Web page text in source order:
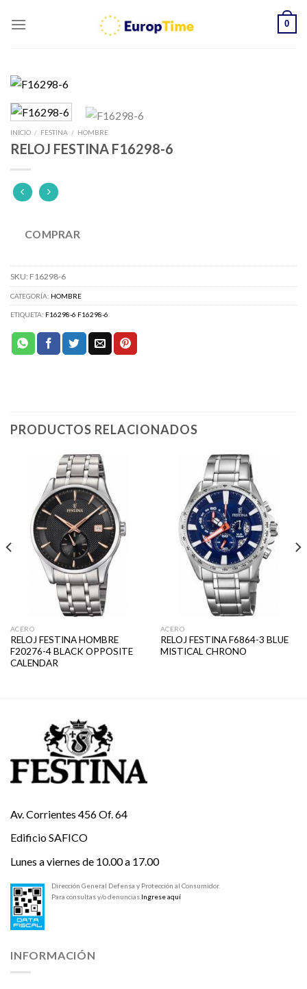
0
INICIO / FESTINA / HOMBRE
RELOJ FESTINA F16298-6
COMPRAR
SKU: F16298-6
CATEGORÍA: HOMBRE
ETIQUETA: F16298-6 F16298-6
PRODUCTOS RELACIONADOS
ACERO
RELOJ FESTINA HOMBRE
F20276-4 BLACK OPPOSITE
CALENDAR
ACERO
RELOJ FESTINA F6864-3 BLUE
MISTICAL CHRONO
Av. Corrientes 456 Of. 64
Edificio SAFICO
Lunes a viernes de 10.00 a 17.00
Dirección General Defensa y Protección al Consumidor.
Para consultas y/o denuncias Ingrese aquí
INFORMACIÓN